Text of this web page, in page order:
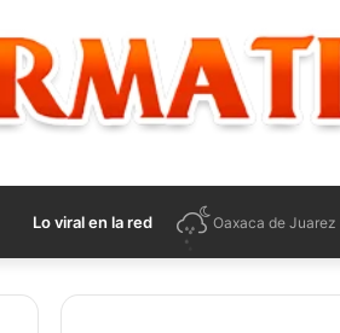
Lo viral en la red Oaxaca de Juarez